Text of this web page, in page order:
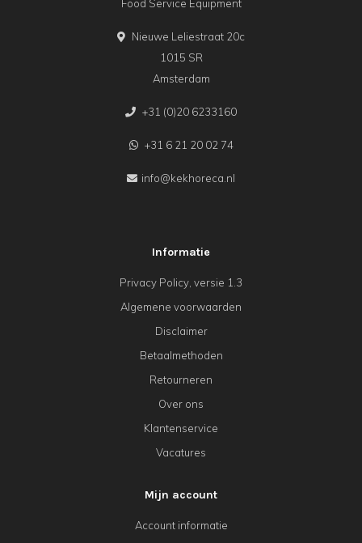
Food Service Equipment
Nieuwe Leliestraat 20c
1015 SR
Amsterdam
+31 (0)20 6233160
+31 6 21 20 02 74
info@kekhoreca.nl
Informatie
Privacy Policy, versie 1.3
Algemene voorwaarden
Disclaimer
Betaalmethoden
Retourneren
Over ons
Klantenservice
Vacatures
Mijn account
Account informatie